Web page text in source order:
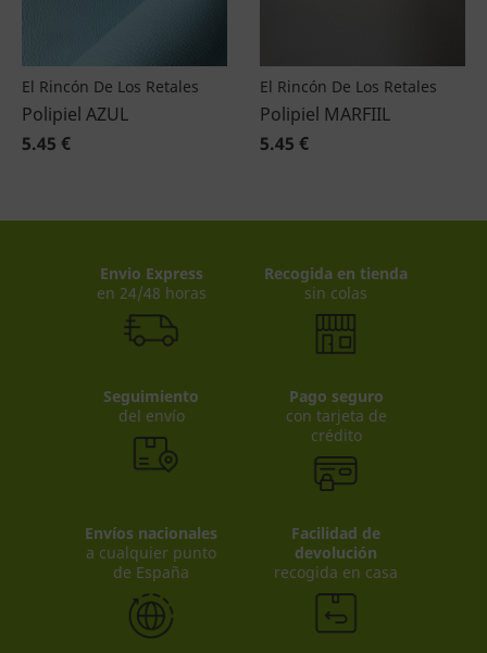
El Rincón De Los Retales
Polipiel AZUL
5.45 €
El Rincón De Los Retales
Polipiel MARFIIL
5.45 €
Envio Express
en 24/48 horas
Recogida en tienda
sin colas
Seguimiento
del envío
Pago seguro
con tarjeta de
crédito
Envíos nacionales
a cualquier punto
de España
Facilidad de
devolución
recogida en casa